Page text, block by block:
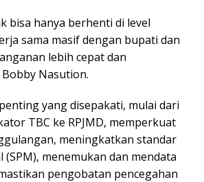
bisa hanya berhenti di level
sama masif dengan bupati dan
lebih cepat dan
Nasution.
yang disepakati, mulai dari
TBC ke RPJMD, memperkuat
meningkatkan standar
(SPM), menemukan dan mendata
pengobatan pencegahan